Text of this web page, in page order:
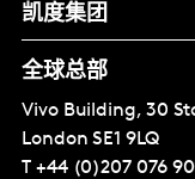
凯度集团
全球总部
Vivo Building, 30
London SE1 9LQ
T +44 (0)207 076